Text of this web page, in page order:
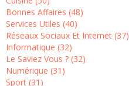
Bonnes Affaires (48)
Services Utiles (40)
Réseaux Sociaux Et Internet (37)
Informatique (32)
Le Saviez Vous ? (32)
Numérique (31)
Sport (31)